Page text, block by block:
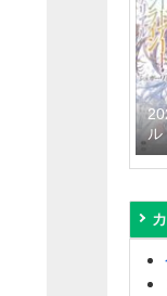
で
ー
ぁ
ル
テ
ゲ